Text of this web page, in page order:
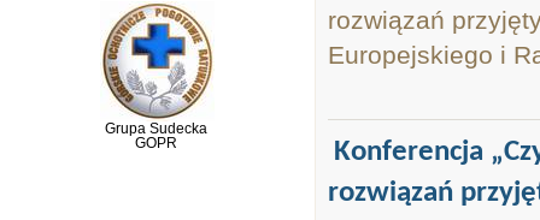
Grupa Sudecka
GOPR
rozwiązań
Europejskiego i
Konferencja
rozwiązań